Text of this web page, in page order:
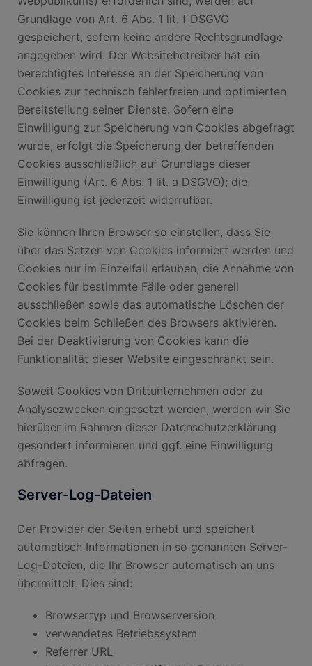
Grundlage von Art. 6 Abs. 1 lit. f DSGVO
gespeichert, sofern keine andere Rechtsgrundlage
angegeben wird. Der Websitebetreiber hat ein
berechtigtes Interesse an der Speicherung von
Cookies zur technisch fehlerfreien und optimierten
Bereitstellung seiner Dienste. Sofern eine
Einwilligung zur Speicherung von Cookies abgefragt
wurde, erfolgt die Speicherung der betreffenden
Cookies ausschließlich auf Grundlage dieser
Einwilligung (Art. 6 Abs. 1 lit. a DSGVO); die
Einwilligung ist jederzeit widerrufbar.
Sie können Ihren Browser so einstellen, dass Sie
über das Setzen von Cookies informiert werden und
Cookies nur im Einzelfall erlauben, die Annahme von
Cookies für bestimmte Fälle oder generell
ausschließen sowie das automatische Löschen der
Cookies beim Schließen des Browsers aktivieren.
Bei der Deaktivierung von Cookies kann die
Funktionalität dieser Website eingeschränkt sein.
Soweit Cookies von Drittunternehmen oder zu
Analysezwecken eingesetzt werden, werden wir Sie
hierüber im Rahmen dieser Datenschutzerklärung
gesondert informieren und ggf. eine Einwilligung
abfragen.
Server-Log-Dateien
Der Provider der Seiten erhebt und speichert
automatisch Informationen in so genannten Server-
Log-Dateien, die Ihr Browser automatisch an uns
übermittelt. Dies sind:
Browsertyp und Browserversion
verwendetes Betriebssystem
Referrer URL